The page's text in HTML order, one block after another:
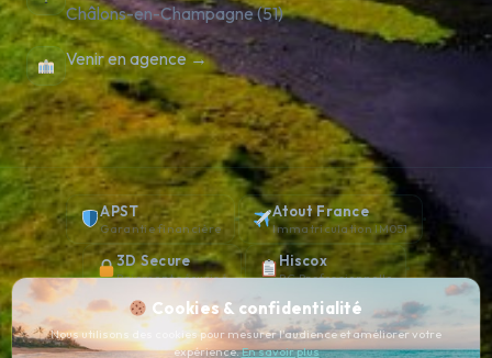
Châlons-en-Champagne (51)
Venir en agence →
APST
Garantie financière
Atout France
Immatriculation IM051
3D Secure
Paiement sécurisé
Hiscox
RC Professionnelle
4.8 / 5
Avis clients vérifiés
Cookies & confidentialité
Nous utilisons des cookies pour mesurer l'audience et améliorer votre
expérience.En savoir plus